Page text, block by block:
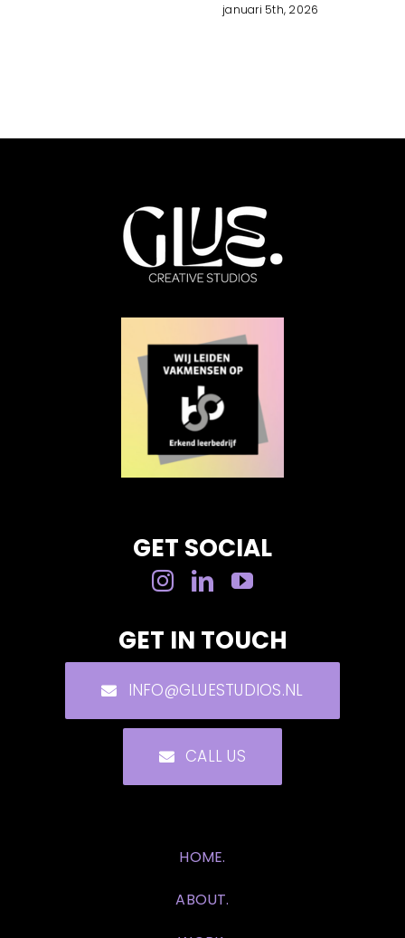
januari 5th, 2026
GET SOCIAL
GET IN TOUCH
INFO@GLUESTUDIOS.NL
CALL US
HOME.
ABOUT.